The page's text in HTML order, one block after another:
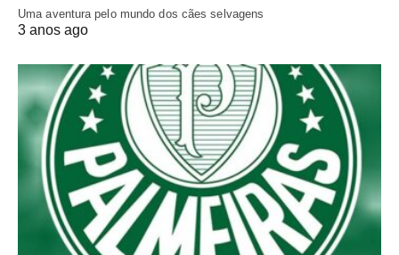
Uma aventura pelo mundo dos cães selvagens
3 anos ago